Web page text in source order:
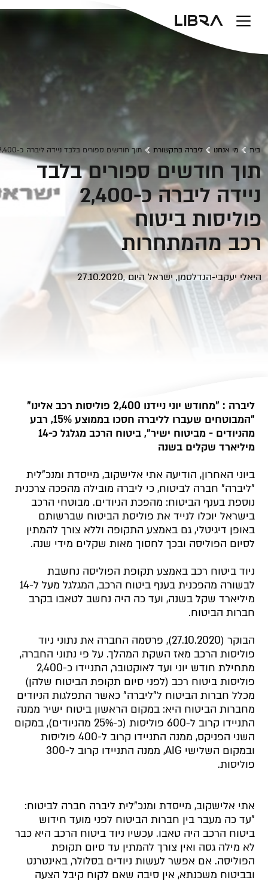
בית מי אנחנו ליברה בתקשורת תוך חודשים ספורים בלבד ניידה ליברה כ-2,400 פוליסות ביטוח רכב מהמתחרות
תוך חודשים ספורים בלבד
ניידה ליברה כ-2,400
פוליסות ביטוח
רכב מהמתחרות
היאלי יעקבי-הנדלסמן, ישראל היום ,27.10.2020
ליברה : "מחודש יוני ניידנו 2,400 פוליסות רכב אלינו"
"המבוטחים שעברו לליברה חסכו בממוצע 15%, רבע
מהניודים - מביטוח ישיר", ביטוח הרכב מגלגל כ-14
מיליארד שקלים בשנה
ביוני האחרון, הודיעה אתי אלישקוב, מייסדת ומנכ"לית
"ליברה" חברה לביטוח, כי ליברה מובילה מהפכה צרכנית
נוספת בענף הביטוח: מהפכת הניודים. מבוטחי הרכב
בישראל יוכלו לנייד את פוליסת הביטוח שברשותם
באופן דיגיטלי, גם באמצע התקופה וללא צורך להמתין
לסיום הפוליסה ובכך לחסוך מאות שקלים מידי שנה.
ניוד ביטוח רכב באמצע תקופת הפוליסה נחשבת
לבשורה מהפכנית בענף ביטוח הרכב, המגלגל מעל ל-14
מיליארד שקל בשנה, ועד כה היה נחשב לטאבו בקרב
חברות הביטוח.
הבוקר (27.10.2020), פרסמה החברה את נתוני ניוד
פוליסות הרכב מאז השקת המהלך. על פי נתוני החברה,
מתחילת חודש יוני ועד לאוקטובר, התניידו כ-2,400
פוליסות ביטוח רכב (לפני סיום תקופת הביטוח שלהן)
מכלל חברות הביטוח ל"ליברה" כאשר התפלגות הניודים
מחברות הביטוח היא: במקום הראשון ביטוח ישיר ממנה
התניידו קרוב ל-600 פוליסות (כ-25% מהניודים), במקום
השני הפניקס, ממנה התניידו קרוב ל-400 פוליסות
ובמקום השלישי AIG, ממנה התניידו קרוב ל-300
פוליסות.
אתי אלישקוב, מייסדת ומנכ"לית ליברה חברה לביטוח:
"עד כה מעבר בין חברות הביטוח לפני מועד חידוש
ביטוח הרכב היה טאבו. עכשיו ניוד ביטוח הרכב היא כבר
לא מילה גסה ואין צורך להמתין עד סיום תקופת
הפוליסה. אם אפשר לעשות ניודים בסלולר, באינטרנט
ובביטוח משכנתא, אין סיבה שאם לקוח קיבל הצעה